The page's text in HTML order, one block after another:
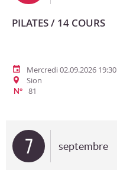
PILATES / 14 COURS
Mercredi 02.09.2026 19:30
Sion
N°
81
7 septembre